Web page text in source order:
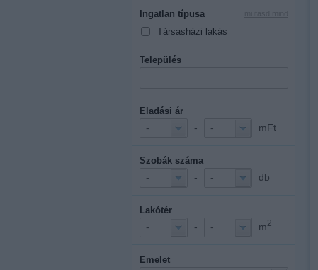
Ingatlan típusa
Társasházi lakás
Település
Eladási ár
- - - mFt
Szobák száma
- - - db
Lakótér
- - - m2
Emelet